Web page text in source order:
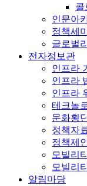
콜
인문아
정책세
글로벌
전자정보관
인프라
인프라
인프라
테크놀
문화횡
정책자
정책제
모빌리
모빌리
알림마당